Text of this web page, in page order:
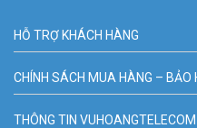
HỖ TRỢ KHÁCH HÀNG
CHÍNH SÁCH MUA HÀNG – BẢO
THÔNG TIN VUHOANGTELECOM